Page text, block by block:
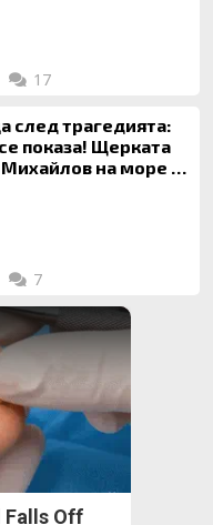
17
след трагедията:
показа! Щерката
на море с
7
Falls Off